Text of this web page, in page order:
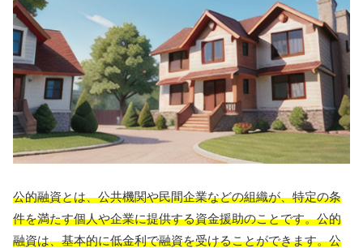
公的融資とは、公共機関や民間企業などの組織が、特定の条
件を満たす個人や企業に提供する資金援助のことです。公的
融資は、基本的に低金利で融資を受けることができます。公